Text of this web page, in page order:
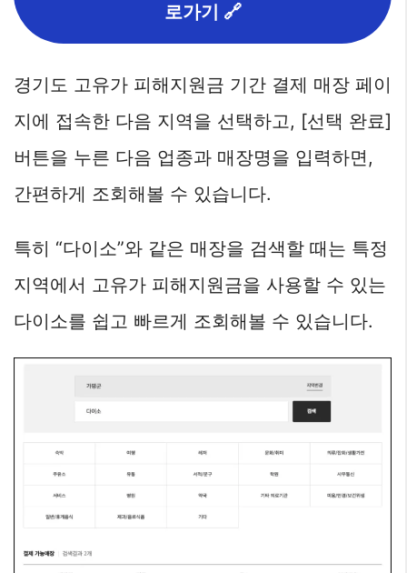
로가기 🔗
경기도 고유가 피해지원금 기간 결제 매장 페이
지에 접속한 다음 지역을 선택하고, [선택 완료]
버튼을 누른 다음 업종과 매장명을 입력하면,
간편하게 조회해볼 수 있습니다.
특히 “다이소”와 같은 매장을 검색할 때는 특정
지역에서 고유가 피해지원금을 사용할 수 있는
다이소를 쉽고 빠르게 조회해볼 수 있습니다.